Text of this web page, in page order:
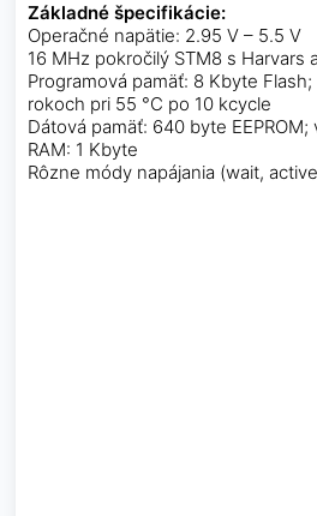
Základné špecifikácie:
Operačné napätie: 2.95 V – 5.5 V
16 MHz pokročilý STM8 s Harvars
Programová pamäť: 8 Kbyte
rokoch pri 55 °C po 10 kcycle
Dátová pamäť: 640 byte
RAM: 1 Kbyte
Rôzne módy napájania (wait,